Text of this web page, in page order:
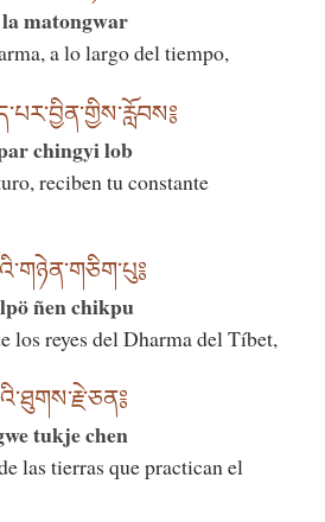
matongwar
a lo largo del tiempo,
chingyi lob
reciben tu constante
ñen chikpu
los reyes del Dharma del Tíbet,
tukje chen
las tierras que practican el